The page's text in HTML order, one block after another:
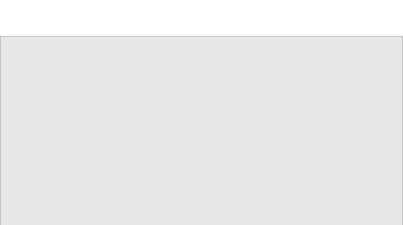
искусствоведки-парвеню в выдающемся касте